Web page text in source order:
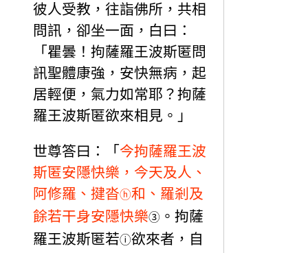
彼人受教，往詣佛所，共相
問訊，卻坐一面，白曰：
「瞿曇！拘薩羅王波斯匿問
訊聖體康強，安快無病，起
居輕便，氣力如常耶？拘薩
羅王波斯匿欲來相見。」
世尊答曰：「 今拘薩羅王波
斯匿安隱快樂，今天及人、
阿修羅、揵沓ⓗ和、羅剎及
餘若干身安隱快樂③ 。拘薩
羅王波斯匿若ⓘ欲來者，自